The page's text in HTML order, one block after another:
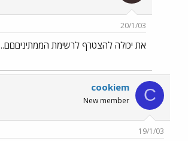
20/1/03
את יכולה להצטרף לרשימת הממתיניםםם..
C
cookiem
New member
19/1/03